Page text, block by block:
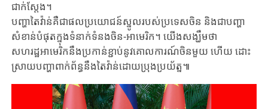
ជាក់ស្តែង។
បញ្ហាតៃវ៉ាន់គឺជាផលប្រយោជន៍ស្នូលរបស់ប្រទេសចិន និងជាបញ្ហា
សំខាន់បំផុតក្នុងទំនាក់ទំនងចិន-អាមេរិក។ យើងសង្ឃឹមថា
សហរដ្ឋអាមេរិកនឹងប្រកាន់ខ្ជាប់នូវគោលការណ៍ចិនមួយ ហើយ ដោះ
ស្រាយបញ្ហាពាក់ព័ន្ធនឹងតៃវ៉ាន់ដោយប្រុងប្រយ័ត្ន៕